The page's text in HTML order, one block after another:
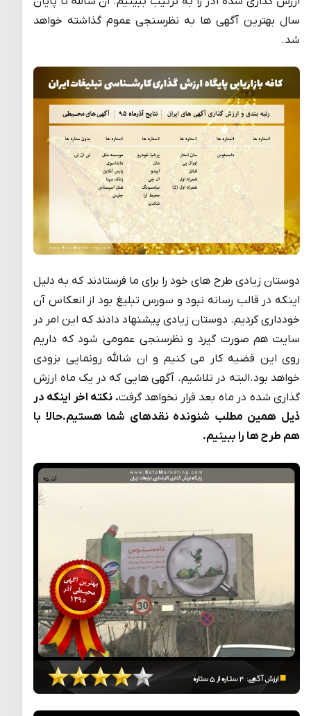
سال بهترین آگهی ها به نظرسنجی عموم گذاشته خواهد
شد.
دوستان زیادی طرح های خود را برای ما فرستادند که به دلیل
اینکه در قالب رسانه نبود و سورس تبلیغ بود از انعکاس آن
خودداری کردیم. دوستان زیادی پیشنهاد دادند که این امر در
سایت هم صورت گیرد و نظرسنجی عمومی شود که داریم
روی این قضیه کار می کنیم و ان شالله رونمایی بزودی
خواهد بود.البته در تلاشیم. آگهی هایی که در یک ماه ارزش
گذاری شده در ماه بعد قرار نخواهد گرفت. نکته اخر اینکه در
ذیل همین مطلب شنونده نقدهای شما هستیم.حالا با
هم طرح ها را ببینیم.